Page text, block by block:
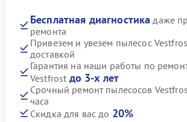
Бесплатная диагностика даже
ремонта
Привезем и увезем пылесос
доставкой
Гарантия на наши работы по
Vestfrost до 3-х лет
Срочный ремонт пылесосов
часа
Скидка для вас до 20%